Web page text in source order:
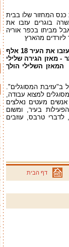
המחזור שלו בבית
בוגרים עזבו את
מביתו בכפר אוריה
ליורדים מהארץ
פי מכון ירושלים לחקר ישראל, בשנת 2011 עזבו את העיר 18 אלף
כלומר - מאזן הגירה שלילי
של 7,500 תושבים. יש לציין כי משנת 2008 המאזן השלילי הולך
המסוגלים".
למצוא עבודה,
מעטים נאלצים
בעיר, ומשום
טרבס, עוזבים
דף הבית